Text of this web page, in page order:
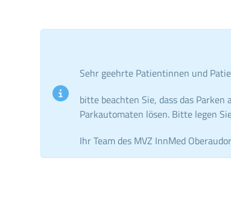
Sehr geehrte Patientinnen und
bitte beachten Sie, dass das Parken
Parkautomaten lösen. Bitte legen
Ihr Team des MVZ InnMed